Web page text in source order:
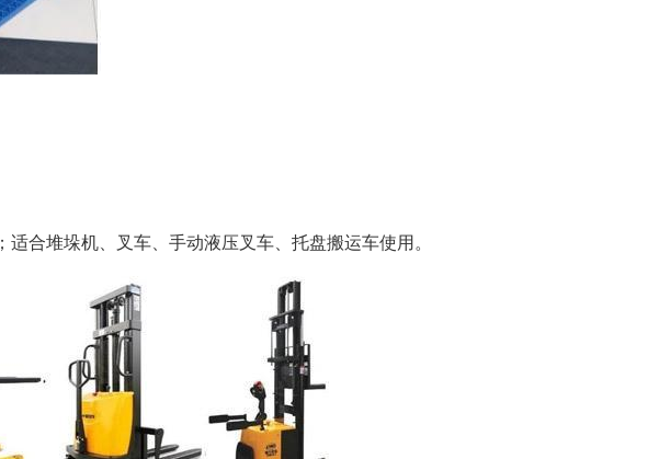
合堆垛机、叉车、手动液压叉车、托盘搬运车使用。